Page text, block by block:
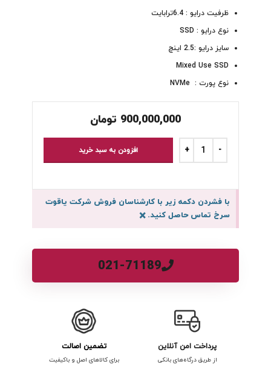
ظرفیت درایو : 6.4ترابایت
نوع درایو : SSD
سایز درایو :2.5 اینچ
Mixed Use SSD
نوع پورت : NVMe
900,000,000 تومان
افزودن به سبد خرید
با فشردن دکمه زیر با کارشناسان فروش شرکت یاقوت
سرخ تماس حاصل کنید.×
021-71189
پرداخت امن آنلاین
از طریق درگاه‌های بانکی
تضمین اصالت
برای کالاهای اصل و باکیفیت